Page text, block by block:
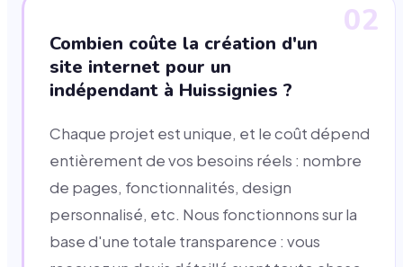
02
Combien coûte la création d'un
site internet pour un
indépendant à Huissignies ?
Chaque projet est unique, et le coût dépend
entièrement de vos besoins réels : nombre
de pages, fonctionnalités, design
personnalisé, etc. Nous fonctionnons sur la
base d'une totale transparence : vous